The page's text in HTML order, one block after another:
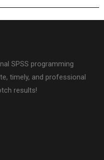
SPSS programming
timely, and professional
results!